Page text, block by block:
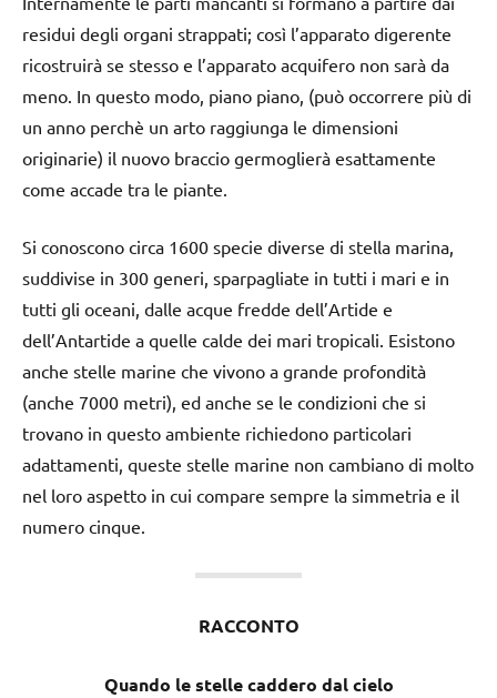
residui degli organi strappati; così l’apparato digerente
ricostruirà se stesso e l’apparato acquifero non sarà da
meno. In questo modo, piano piano, (può occorrere più di
un anno perchè un arto raggiunga le dimensioni
originarie) il nuovo braccio germoglierà esattamente
come accade tra le piante.
Si conoscono circa 1600 specie diverse di stella marina,
suddivise in 300 generi, sparpagliate in tutti i mari e in
tutti gli oceani, dalle acque fredde dell’Artide e
dell’Antartide a quelle calde dei mari tropicali. Esistono
anche stelle marine che vivono a grande profondità
(anche 7000 metri), ed anche se le condizioni che si
trovano in questo ambiente richiedono particolari
adattamenti, queste stelle marine non cambiano di molto
nel loro aspetto in cui compare sempre la simmetria e il
numero cinque.
RACCONTO
Quando le stelle caddero dal cielo